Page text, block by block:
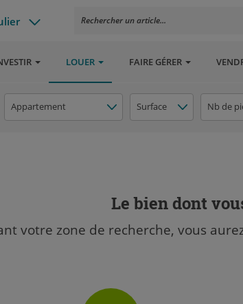
Rechercher un article...
LOUER FAIRE GÉRER
Appartement Surface Nb de
Le bien dont
votre zone de recherche, vous